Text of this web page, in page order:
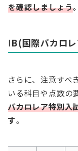
を確認しましょう。
IB(国際バカロ
さらに、注意すべ
いる科目や点数の
バカロレア特別入
す。